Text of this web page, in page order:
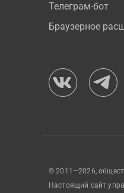
Телеграм-бот
Браузерное
© 2011—2026,
Настоящий сайт